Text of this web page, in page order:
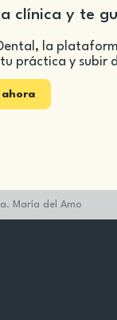
clínica y te
la
práctica y subir
ahora
María del Amo